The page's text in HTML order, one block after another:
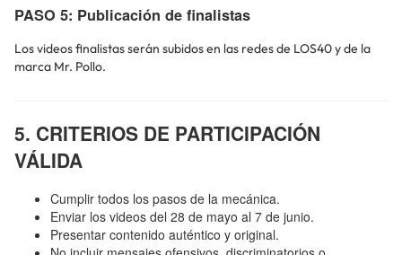
PASO 5: Publicación de finalistas
Los videos finalistas serán subidos en las redes de LOS40 y de la
marca Mr. Pollo.
5. CRITERIOS DE PARTICIPACIÓN
VÁLIDA
Cumplir todos los pasos de la mecánica.
Enviar los videos del 28 de mayo al 7 de junio.
Presentar contenido auténtico y original.